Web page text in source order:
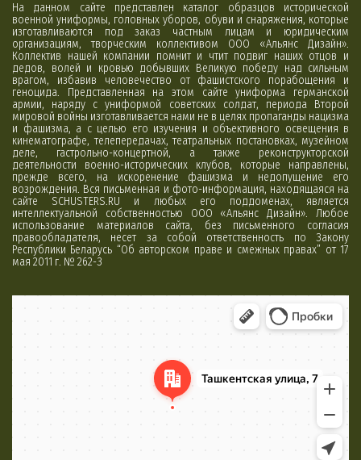
На данном сайте представлен каталог образцов исторической
военной униформы, головных уборов, обуви и снаряжения, которые
изготавливаются под заказ частным лицам и юридическим
организациям, творческим коллективом ООО «Альянс Дизайн».
Коллектив нашей компании помнит и чтит подвиг наших отцов и
дедов, волей и кровью добывших Великую победу над сильным
врагом, избавив человечество от фашистского порабощения и
геноцида. Представленная на этом сайте униформа германской
армии, наряду с униформой советских солдат, периода Второй
мировой войны изготавливается нами не в целях пропаганды нацизма
и фашизма, а с целью его изучения и объективного освещения в
кинематографе, телепередачах, театральных постановках, музейном
деле, гастрольно-концертной, а также реконструкторской
деятельности военно-исторических клубов, которые направлены,
прежде всего, на искоренение фашизма и недопущение его
возрождения. Вся письменная и фото-информация, находящаяся на
сайте SCHUSTERS.RU и любых его поддоменах, является
интеллектуальной собственностью ООО «Альянс Дизайн». Любое
использование материалов сайта, без письменного согласия
правообладателя, несет за собой ответственность по Закону
Республики Беларусь “Об авторском праве и смежных правах” от 17
мая 2011 г. № 262-З